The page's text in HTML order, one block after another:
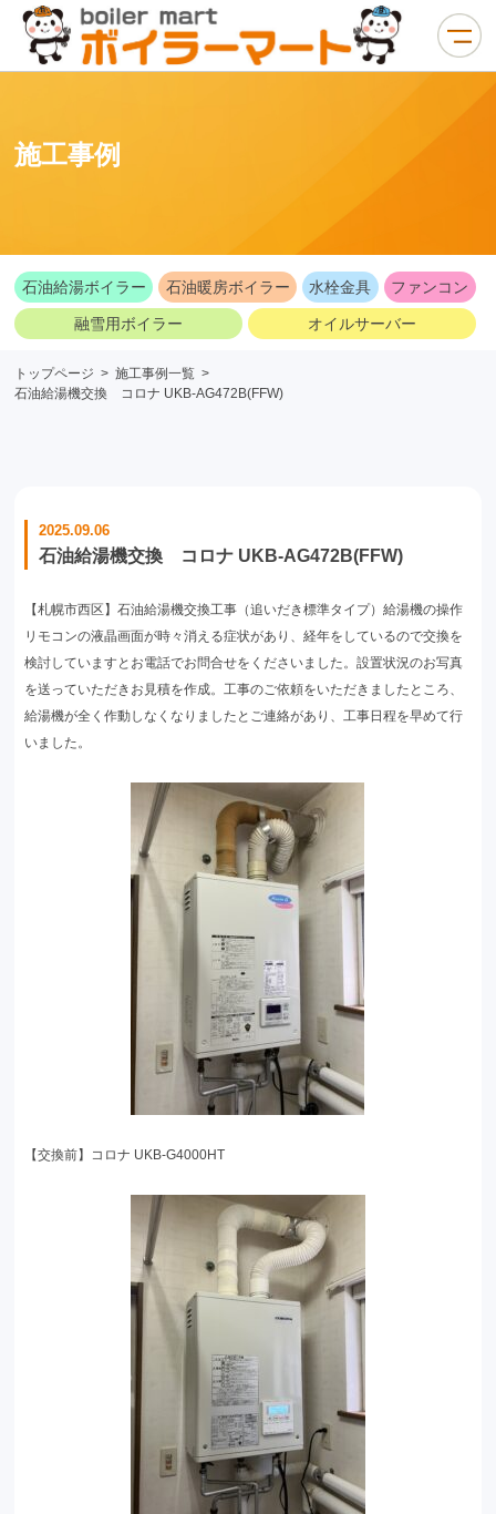
施工事例
石油給湯ボイラー 石油暖房ボイラー 水栓金具 ファンコン
融雪用ボイラー オイルサーバー
トップページ > 施工事例一覧 >
石油給湯機交換 コロナ UKB-AG472B(FFW)
2025.09.06
石油給湯機交換 コロナ UKB-AG472B(FFW)
【札幌市西区】石油給湯機交換工事（追いだき標準タイプ）給湯機の操作
リモコンの液晶画面が時々消える症状があり、経年をしているので交換を
検討していますとお電話でお問合せをくださいました。設置状況のお写真
を送っていただきお見積を作成。工事のご依頼をいただきましたところ、
給湯機が全く作動しなくなりましたとご連絡があり、工事日程を早めて行
いました。
【交換前】コロナ UKB-G4000HT